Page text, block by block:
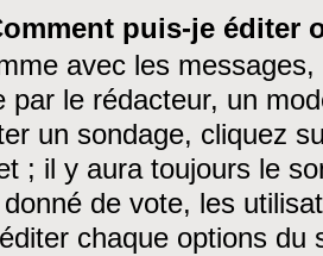
puis-je éditer
avec les
par le rédacteur, un
un sondage, cliquez
; il y aura toujours le
donné de vote, les
chaque options du